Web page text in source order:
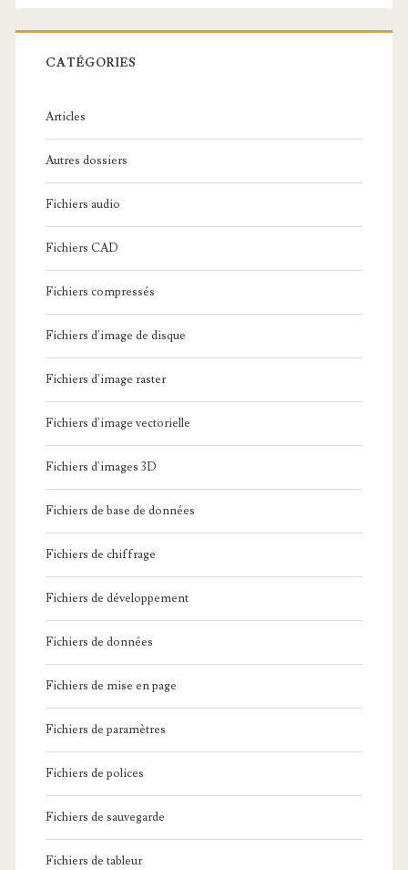
r
c
:
CATÉGORIES
Articles
Autres dossiers
Fichiers audio
Fichiers CAD
Fichiers compressés
Fichiers d'image de disque
Fichiers d'image raster
Fichiers d'image vectorielle
Fichiers d'images 3D
Fichiers de base de données
Fichiers de chiffrage
Fichiers de développement
Fichiers de données
Fichiers de mise en page
Fichiers de paramètres
Fichiers de polices
Fichiers de sauvegarde
Fichiers de tableur